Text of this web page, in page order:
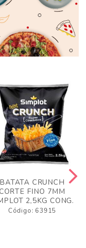
BATATA CRUNCH
FINO 7MM
2,5KG CONG.
Código: 63915